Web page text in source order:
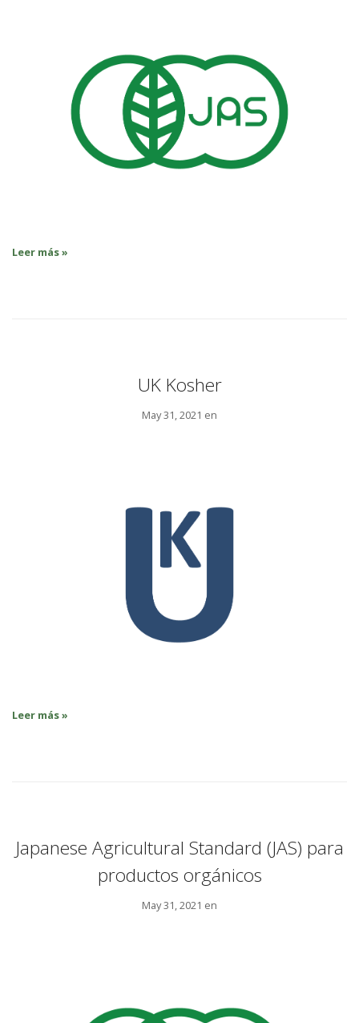
Leer más »
UK Kosher
May 31, 2021 en
Leer más »
Japanese Agricultural Standard (JAS) para
productos orgánicos
May 31, 2021 en